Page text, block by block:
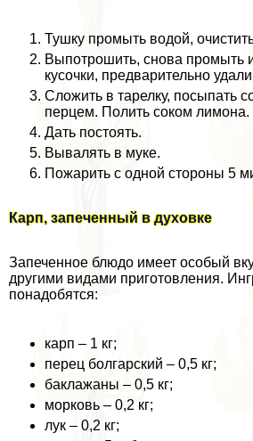
Тушку промыть водой,
Выпотрошить, снова промыть
кусочки, предварительно
Сложить в тарелку, посыпать
перцем. Полить соком лимона.
Дать постоять.
Вывалять в муке.
Пожарить с одной стороны 5
Карп, запеченный в духовке
Запеченное блюдо имеет особый
другими видами приготовления.
понадобятся:
карп – 1 кг;
перец болгарский – 0,5 кг;
баклажаны – 0,5 кг;
морковь – 0,2 кг;
лук – 0,2 кг;